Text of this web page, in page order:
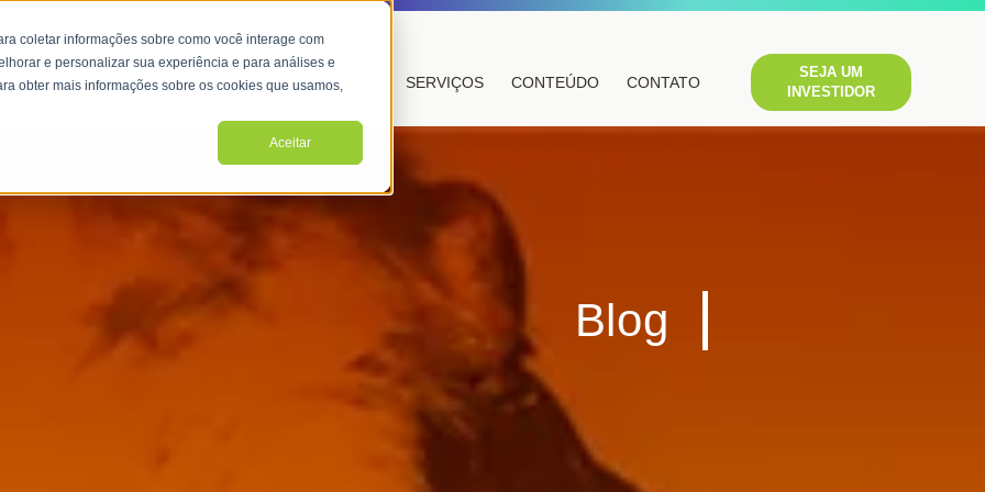
coletar informações sobre como você interage com
e personalizar sua experiência e para análises e
obter mais informações sobre os cookies que usamos,
Aceitar
SOBRE NÓS CURSOS SERVIÇOS CONTEÚDO CONTATO
SEJA UM
INVESTIDOR
Blog